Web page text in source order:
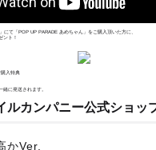
にて「POP UP PARADE あめちゃん」をご購入頂いた方に、
ント！
入特典
に発送されます。
ルカンパニー公式ショッ
かVer.